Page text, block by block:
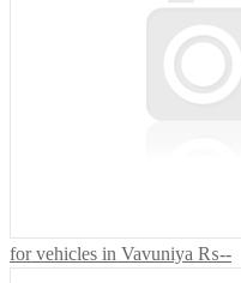
for vehicles in Vavuniya ₨--